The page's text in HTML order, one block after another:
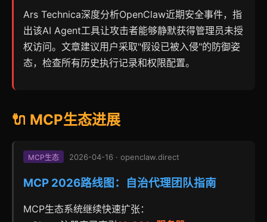
Ars Technica深度分析OpenClaw近期安全事件，指
出该AI Agent工具让攻击者能够静默获得管理员未授
权访问。文章建议用户采取"假设已被入侵"的防御姿
态，检查所有历史执行记录和权限配置。
🔌 MCP生态进展
MCP生态 2026-04-16 · openclaw.direct
MCP 2026路线图：自治代理团队指南
MCP生态系统继续快速扩张：